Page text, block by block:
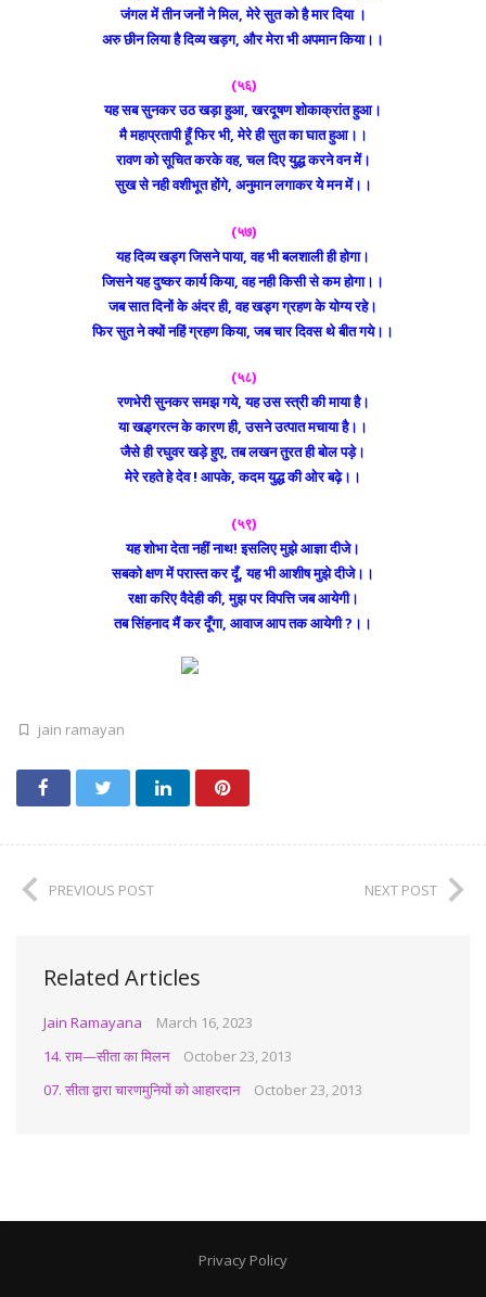
जंगल में तीन जनों ने मिल, मेरे सुत को है मार दिया ।
अरु छीन लिया है दिव्य खड़ग, और मेरा भी अपमान किया।।
(५६)
यह सब सुनकर उठ खड़ा हुआ, खरदूषण शोकाक्रांत हुआ।
मै महाप्रतापी हूँ फिर भी, मेरे ही सुत का घात हुआ।।
रावण को सूचित करके वह, चल दिए युद्ध करने वन में।
सुख से नही वशीभूत होंगे, अनुमान लगाकर ये मन में।।
(५७)
यह दिव्य खड्ग जिसने पाया, वह भी बलशाली ही होगा।
जिसने यह दुष्कर कार्य किया, वह नही किसी से कम होगा।।
जब सात दिनों के अंदर ही, वह खड्ग ग्रहण के योग्य रहे।
फिर सुत ने क्यों नहिं ग्रहण किया, जब चार दिवस थे बीत गये।।
(५८)
रणभेरी सुनकर समझ गये, यह उस स्त्री की माया है।
या खड़्गरत्न के कारण ही, उसने उत्पात मचाया है।।
जैसे ही रघुवर खड़े हुए, तब लखन तुरत ही बोल पड़े।
मेरे रहते हे देव ! आपके, कदम युद्ध की ओर बढ़े।।
(५९)
यह शोभा देता नहीं नाथ! इसलिए मुझे आज्ञा दीजे।
सबको क्षण में परास्त कर दूँ, यह भी आशीष मुझे दीजे।।
रक्षा करिए वैदेही की, मुझ पर विपत्ति जब आयेगी।
तब सिंहनाद मैं कर दूँगा, आवाज आप तक आयेगी ?।।
jain ramayan
PREVIOUS POST NEXT POST
Related Articles
Jain Ramayana
March 16, 2023
14. राम—सीता का मिलन
October 23, 2013
07. सीता द्वारा चारणमुनियों को आहारदान
October 23, 2013
Privacy Policy